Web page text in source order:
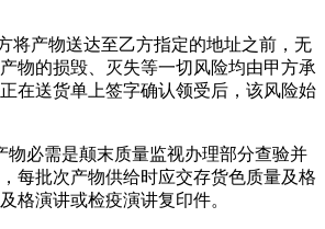
产物送达至乙方指定的地址之前，无
物的损毁、灭失等一切风险均由甲方承
在送货单上签字确认领受后，该风险始
必需是颠末质量监视办理部分查验并
每批次产物供给时应交存货色质量及格
格演讲或检疫演讲复印件。